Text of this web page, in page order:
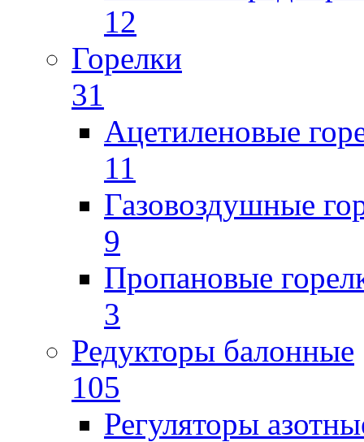
12
Горелки
31
Ацетиленовые
11
Газовоздушные
9
Пропановые
3
Редукторы балонные
105
Регуляторы